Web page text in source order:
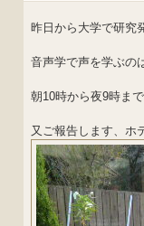
昨日から大学で研究
音声学で声を学ぶの
朝10時から夜9時ま
又ご報告します、ホ